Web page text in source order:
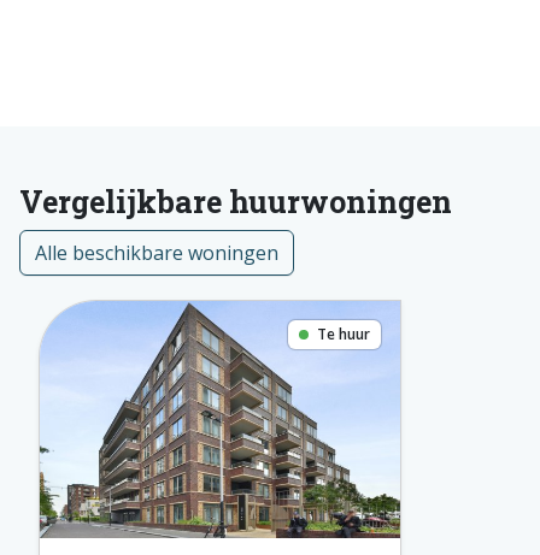
Vergelijkbare huurwoningen
Alle beschikbare woningen
Te huur